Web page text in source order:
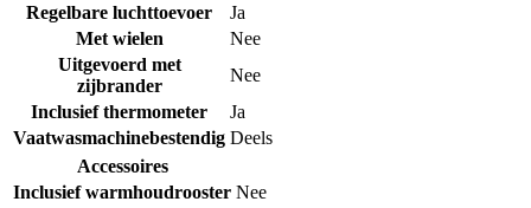
Regelbare luchttoevoer
Ja
Met wielen
Nee
Uitgevoerd met
zijbrander
Nee
Inclusief thermometer
Ja
Vaatwasmachinebestendig Deels
Accessoires
Inclusief warmhoudrooster Nee